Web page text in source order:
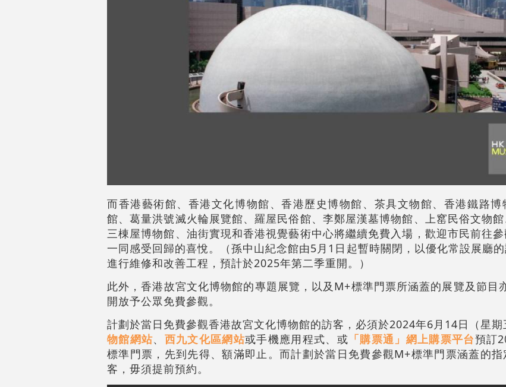
而香港藝術館、香港文化博物館、香港歷史博物館、茶具文物館、香港鐵路博
館、葛量洪號滅火輪展覽館、羅屋民俗館、李鄭屋漢墓博物館、上窰民俗文物館
三棟屋博物館、油街實現和香港視覺藝術中心將繼續免費入場，歡迎市民前往參
一同感受回歸的喜悅。（孫中山紀念館由5月1日起暫時關閉，以優化常設展廳
進行維修和改善工程，預計於2025年第二季重開。）
此外，香港故宮文化博物館的專題展覽，以及M+標準門票所涵蓋的展覽及節目
開放予公眾免費參觀。
計劃於當日免費參觀香港故宮文化博物館的訪客，必須於2024年6月14日（星
物館網站、 西九文化區網站或手機應用程式、或 「購票通」網上購票平台預訂
標準門票，先到先得、額滿即止。而計劃於當日免費參觀M+標準門票涵蓋的
客，毋須提前預約。